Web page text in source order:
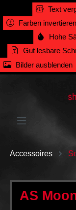
springen Text
Farben invertieren
Hohe
Gut lesbare
Bilder ausblenden
Accessoires
AS